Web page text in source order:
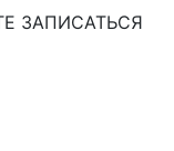
ЗАПИСАТЬСЯ